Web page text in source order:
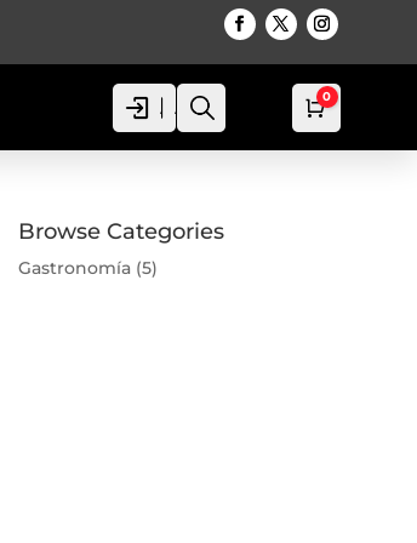
Acceso
Acceso Carro
0
Browse Categories
Gastronomía (5)